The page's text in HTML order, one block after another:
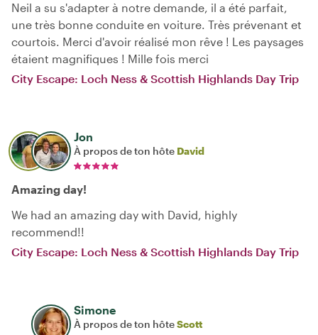
Neil a su s'adapter à notre demande, il a été parfait,
une très bonne conduite en voiture. Très prévenant et
courtois. Merci d'avoir réalisé mon rêve ! Les paysages
étaient magnifiques ! Mille fois merci
City Escape: Loch Ness & Scottish Highlands Day Trip
Jon
À propos de ton hôte David
Amazing day!
We had an amazing day with David, highly
recommend!!
City Escape: Loch Ness & Scottish Highlands Day Trip
Simone
À propos de ton hôteScott